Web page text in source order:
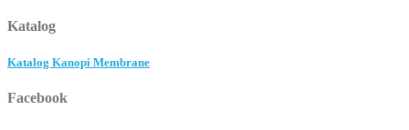
Katalog
Katalog Kanopi Membrane
Facebook